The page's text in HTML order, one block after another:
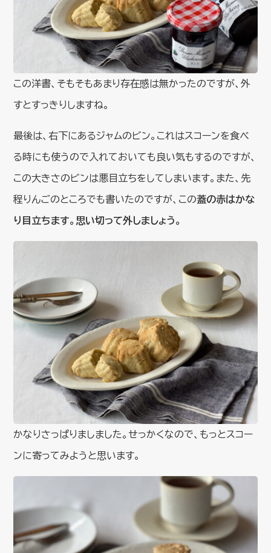
この洋書、そもそもあまり存在感は無かったのですが、外
すとすっきりしますね。
最後は、右下にあるジャムのビン。これはスコーンを食べ
る時にも使うので入れておいても良い気もするのですが、
この大きさのビンは悪目立ちをしてしまいます。また、先
程りんごのところでも書いたのですが、この蓋の赤はかな
り目立ちます。思い切って外しましょう。
かなりさっぱりましました。せっかくなので、もっとスコー
ンに寄ってみようと思います。